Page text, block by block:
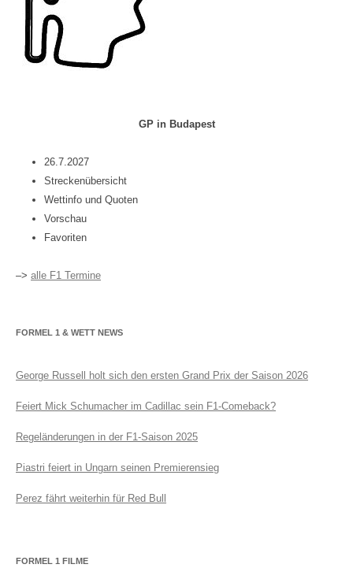
GP in Budapest
26.7.2027
Streckenübersicht
Wettinfo und Quoten
Vorschau
Favoriten
–> alle F1 Termine
FORMEL 1 & WETT NEWS
George Russell holt sich den ersten Grand Prix der Saison 2026
Feiert Mick Schumacher im Cadillac sein F1-Comeback?
Regeländerungen in der F1-Saison 2025
Piastri feiert in Ungarn seinen Premierensieg
Perez fährt weiterhin für Red Bull
FORMEL 1 FILME